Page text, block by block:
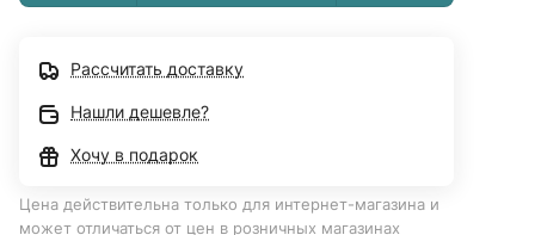
Рассчитать доставку
Нашли дешевле?
Хочу в подарок
Цена действительна только для интернет-магазина и
может отличаться от цен в розничных магазинах